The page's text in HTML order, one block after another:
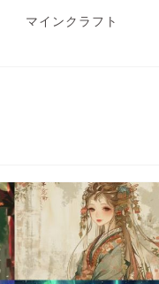
マインクラフト